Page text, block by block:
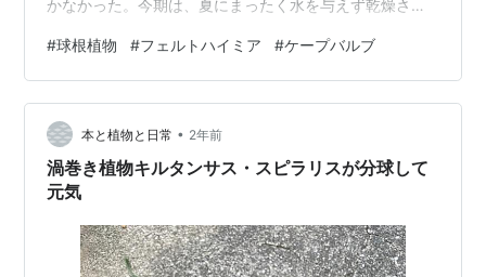
かなかった。今期は、夏にまったく水を与えず乾燥させ
を伸ばしてきた。その後の生育も順調で、2月末に開花し
た。キジカクシ科の植物なので、1本の花茎の先端に穂の
ように小さな花をたくさんつけている。 筒状の花が、下
から順に開花 もっとも、開花といっても花茎についてい
るすべての花が一斉に咲くのではなく、下の方から順に
咲いている…
#球根植物 #フェルトハイミア #ケープバルブ
本と植物と日常 • 2年前
渦巻き植物キルタンサス・スピラリスが分球して
元気